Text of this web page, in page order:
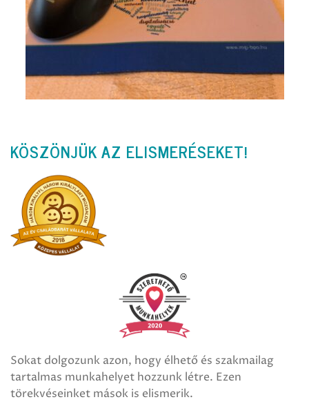
KÖSZÖNJÜK AZ ELISMERÉSEKET!
Sokat dolgozunk azon, hogy élhető és szakmailag
tartalmas munkahelyet hozzunk létre. Ezen
törekvéseinket mások is elismerik.